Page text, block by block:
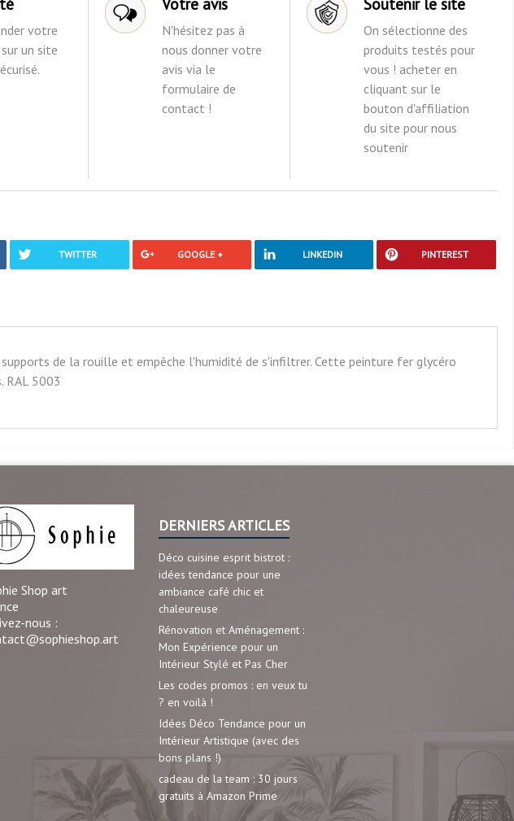
votre
un site
Votre avis
N'hésitez pas à
nous donner votre
avis via le
formulaire de
contact !
Soutenir le site
On sélectionne des
produits testés pour
vous ! acheter en
cliquant sur le
bouton d'affiliation
du site pour nous
soutenir
TWITTER GOOGLE + LINKEDIN PINTEREST
de la rouille et empêche l'humidité de s'infiltrer. Cette peinture fer glycéro
RAL 5003
Shop art
nous :
DERNIERS ARTICLES
Déco cuisine esprit bistrot :
idées tendance pour une
ambiance café chic et
chaleureuse
Rénovation et Aménagement :
Mon Expérience pour un
Intérieur Stylé et Pas Cher
Les codes promos : en veux tu
? en voilà !
Idées Déco Tendance pour un
Intérieur Artistique (avec des
bons plans !)
cadeau de la team : 30 jours
gratuits à Amazon Prime